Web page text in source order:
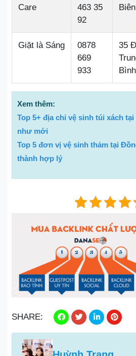
Care
463 35
92
Giặt là Sáng
0878
669
933
35
Xem thêm:
Top 5+ địa chỉ vệ sinh túi xách
như mới
Top 5 đơn vị vệ sinh thảm tại
thành hợp lý
SHARE: